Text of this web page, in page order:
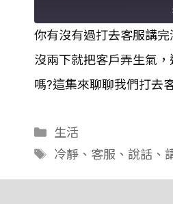
RSS FEED
SHARE
LINK
你有沒有過打去客服講
沒兩下就把客戶弄生氣
嗎?這集來聊聊我們打去
分
類
生活
標
冷靜、 客服 、 說話、